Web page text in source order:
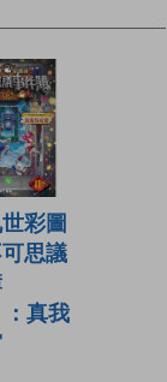
彩圖
思議
：真我